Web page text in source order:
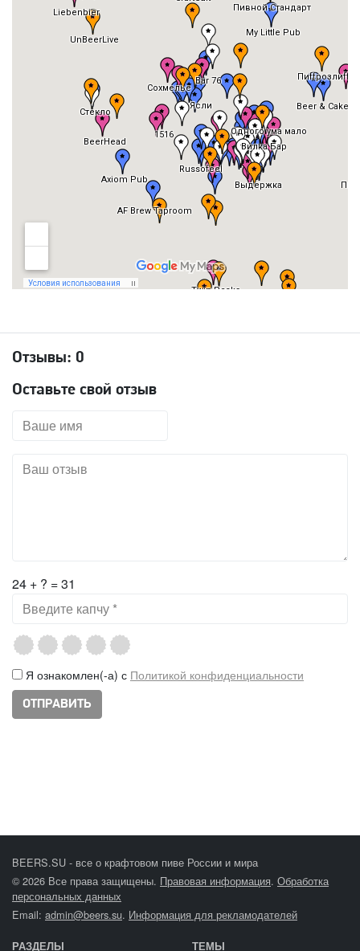
Отзывы: 0
Оставьте свой отзыв
24 + ? = 31
Я ознакомлен(-а) с Политикой конфиденциальности
BEERS.SU - все о крафтовом пиве России и мира
© 2026 Все права защищены. Правовая информация. Обработка
персональных данных
Email: admin@beers.su. Информация для рекламодателей
РАЗДЕЛЫ ТЕМЫ